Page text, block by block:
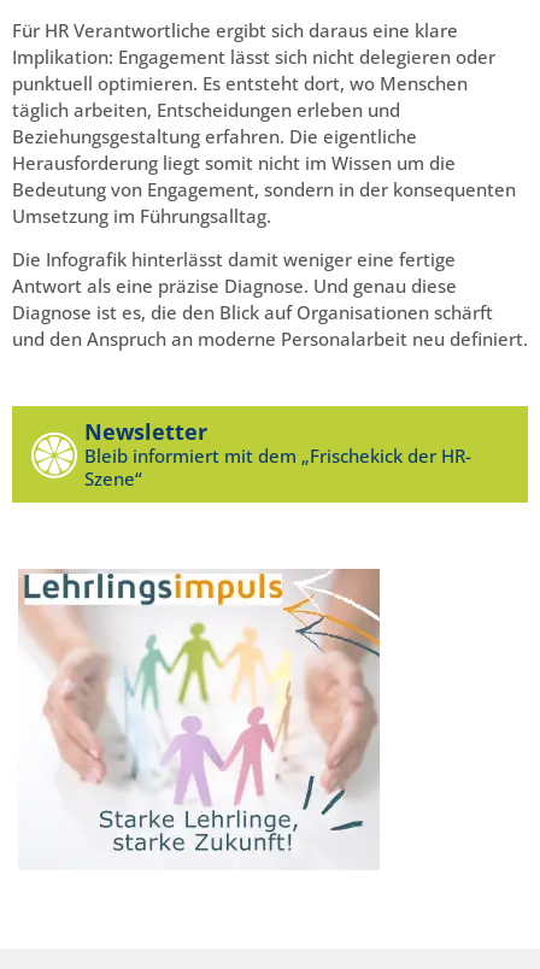
Für HR Verantwortliche ergibt sich daraus eine klare
Implikation: Engagement lässt sich nicht delegieren oder
punktuell optimieren. Es entsteht dort, wo Menschen
täglich arbeiten, Entscheidungen erleben und
Beziehungsgestaltung erfahren. Die eigentliche
Herausforderung liegt somit nicht im Wissen um die
Bedeutung von Engagement, sondern in der konsequenten
Umsetzung im Führungsalltag.
Die Infografik hinterlässt damit weniger eine fertige
Antwort als eine präzise Diagnose. Und genau diese
Diagnose ist es, die den Blick auf Organisationen schärft
und den Anspruch an moderne Personalarbeit neu definiert.
Newsletter
Bleib informiert mit dem „Frischekick der HR-
Szene“